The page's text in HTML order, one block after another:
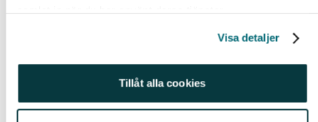
Visa detaljer
Tillåt alla cookies